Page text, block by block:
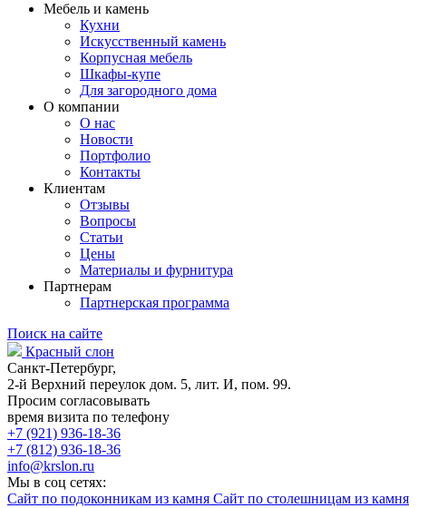
Мебель и камень
Кухни
Искусственный камень
Корпусная мебель
Шкафы-купе
Для загородного дома
О компании
О нас
Новости
Портфолио
Контакты
Клиентам
Отзывы
Вопросы
Статьи
Цены
Материалы и фурнитура
Партнерам
Партнерская программа
Поиск на сайте
Красный слон
Санкт-Петербург,
2-й Верхний переулок дом. 5, лит. И, пом. 99.
Просим согласовывать
время визита по телефону
+7 (921) 936-18-36
+7 (812) 936-18-36
info@krslon.ru
Мы в соц сетях:
Сайт по подоконникам из камня Сайт по столешницам из камня